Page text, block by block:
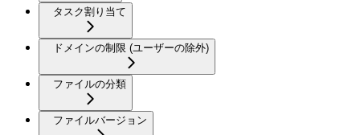
タスク割り当て
ドメインの制限 (ユーザーの除外)
ファイルの分類
ファイルバージョン